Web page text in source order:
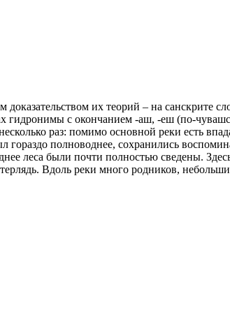
их теорий – на санскрите
гидронимы с окончанием -аш, -еш (по-
раз: помимо основной реки есть
полноводнее, сохранились
леса были почти полностью сведены.
Вдоль реки много родников,